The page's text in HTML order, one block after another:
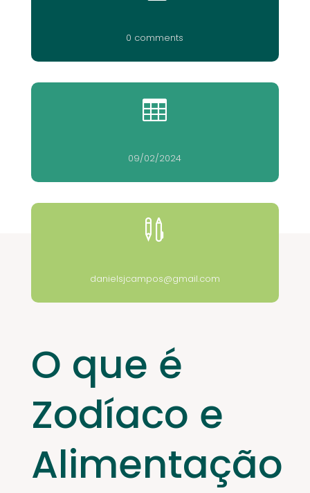
0 comments

09/02/2024

danielsjcampos@gmail.com
O que é
Zodíaco e
Alimentação